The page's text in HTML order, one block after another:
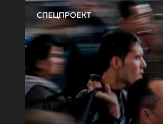
СПЕЦПРОЕКТ